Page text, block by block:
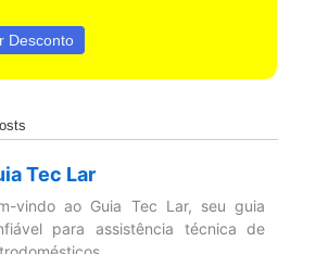
Desconto
Tec Lar
vindo ao Guia Tec Lar, seu guia
para assistência técnica de